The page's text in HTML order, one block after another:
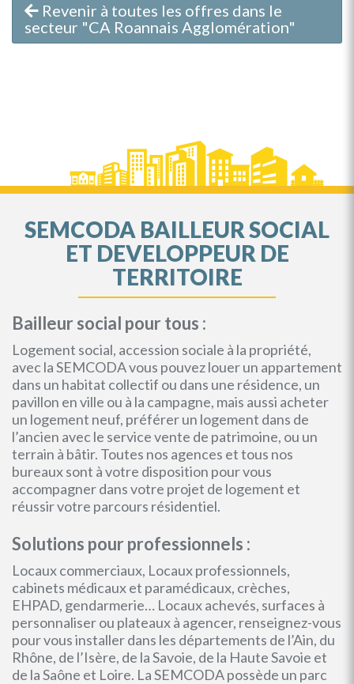
Revenir à toutes les offres dans le
secteur "CA Roannais Agglomération"
SEMCODA BAILLEUR SOCIAL
ET DEVELOPPEUR DE
TERRITOIRE
Bailleur social pour tous :
Logement social, accession sociale à la propriété,
avec la SEMCODA vous pouvez louer un appartement
dans un habitat collectif ou dans une résidence, un
pavillon en ville ou à la campagne, mais aussi acheter
un logement neuf, préférer un logement dans de
l’ancien avec le service vente de patrimoine, ou un
terrain à bâtir. Toutes nos agences et tous nos
bureaux sont à votre disposition pour vous
accompagner dans votre projet de logement et
réussir votre parcours résidentiel.
Solutions pour professionnels :
Locaux commerciaux, Locaux professionnels,
cabinets médicaux et paramédicaux, crèches,
EHPAD, gendarmerie… Locaux achevés, surfaces à
personnaliser ou plateaux à agencer, renseignez-vous
pour vous installer dans les départements de l’Ain, du
Rhône, de l’Isère, de la Savoie, de la Haute Savoie et
de la Saône et Loire. La SEMCODA possède un parc